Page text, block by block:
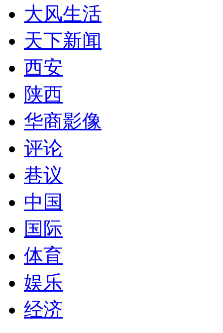
大风生活
天下新闻
西安
陕西
华商影像
评论
巷议
中国
国际
体育
娱乐
经济